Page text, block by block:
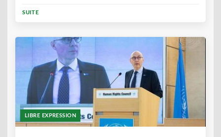
SUITE
LIBRE EXPRESSION